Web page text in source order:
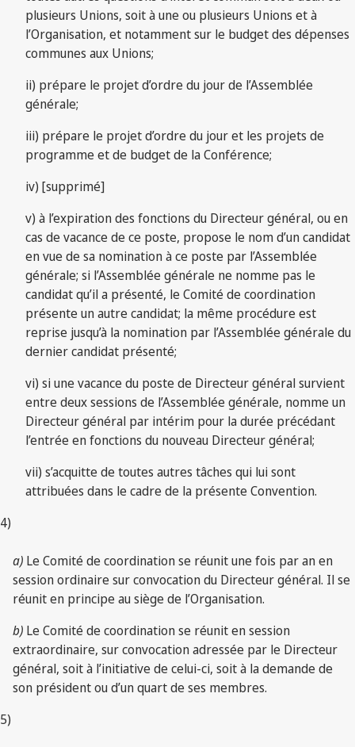
plusieurs Unions, soit à une ou plusieurs Unions et à
l’Organisation, et notamment sur le budget des dépenses
communes aux Unions;
ii) prépare le projet d’ordre du jour de l’Assemblée
générale;
iii) prépare le projet d’ordre du jour et les projets de
programme et de budget de la Conférence;
iv) [supprimé]
v) à l’expiration des fonctions du Directeur général, ou en
cas de vacance de ce poste, propose le nom d’un candidat
en vue de sa nomination à ce poste par l’Assemblée
générale; si l’Assemblée générale ne nomme pas le
candidat qu’il a présenté, le Comité de coordination
présente un autre candidat; la même procédure est
reprise jusqu’à la nomination par l’Assemblée générale du
dernier candidat présenté;
vi) si une vacance du poste de Directeur général survient
entre deux sessions de l’Assemblée générale, nomme un
Directeur général par intérim pour la durée précédant
l’entrée en fonctions du nouveau Directeur général;
vii) s’acquitte de toutes autres tâches qui lui sont
attribuées dans le cadre de la présente Convention.
4)
a) Le Comité de coordination se réunit une fois par an en
session ordinaire sur convocation du Directeur général. Il se
réunit en principe au siège de l’Organisation.
b) Le Comité de coordination se réunit en session
extraordinaire, sur convocation adressée par le Directeur
général, soit à l’initiative de celui-ci, soit à la demande de
son président ou d’un quart de ses membres.
5)